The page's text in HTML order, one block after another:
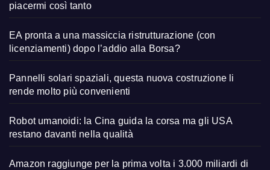
piacermi così tanto
EA pronta a una massiccia ristrutturazione (con
licenziamenti) dopo l’addio alla Borsa?
Pannelli solari spaziali, questa nuova costruzione li
rende molto più convenienti
Robot umanoidi: la Cina guida la corsa ma gli USA
restano davanti nella qualità
Amazon raggiunge per la prima volta i 3.000 miliardi di